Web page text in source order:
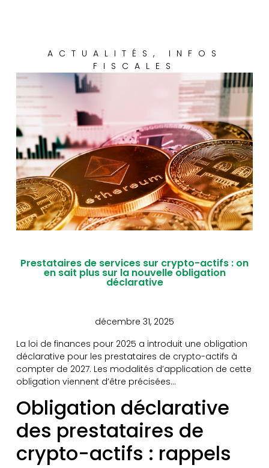
ACTUALITÉS , INFOS
FISCALES
Prestataires de services sur crypto-actifs : on
en sait plus sur la nouvelle obligation
déclarative
décembre 31, 2025
La loi de finances pour 2025 a introduit une obligation
déclarative pour les prestataires de crypto-actifs à
compter de 2027. Les modalités d’application de cette
obligation viennent d’être précisées…
Obligation déclarative
des prestataires de
crypto-actifs : rappels